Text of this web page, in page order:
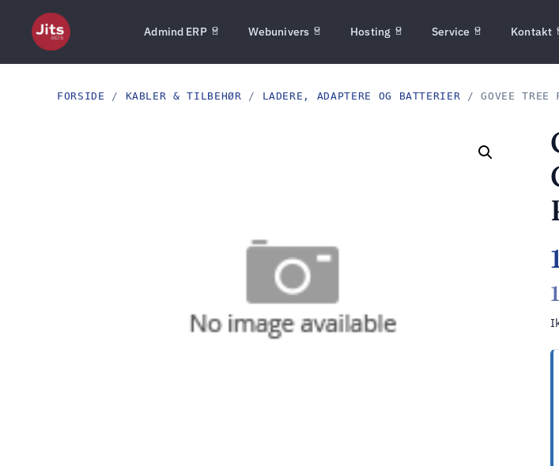
Admind ERP Webunivers Hosting Service Kontakt
FORSIDE / KABLER & TILBEHØR / LADERE, ADAPTERE OG BATTERIER / GOVEE TREE